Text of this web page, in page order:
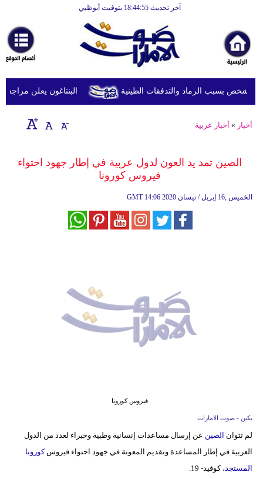
آخر تحديث 18:44:55 بتوقيت أبوظبي
أخبارعاجلة
رياضة
ثقافة
إقتصاد
وموسيقى
إسلامية
البنتاغون يعلن مراجعة
أخبار » أخبار عربية
الصين تمد يد العون لدول عربية في إطار جهود احتواء
فيروس كورونا
GMT 14:06 2020 الخميس ,16 إبريل / نيسان
فيروس كورونا
بكين - صوت الامارات
لم تتوان الصين عن إرسال مساعدات إنسانية وطبية وخبراء لعدد من الدول
العربية في إطار المساعدة وتقديم المعونة في جهود احتواء فيروس كورونا
المستجد ، كوفيد- 19.